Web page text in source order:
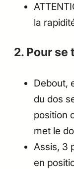
la
2. Pour se
Debout,
du dos
position
met le
Assis, 3
en